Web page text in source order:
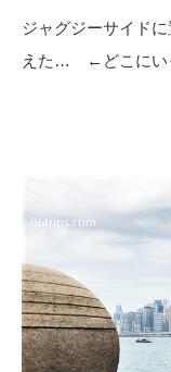
ジャグジーサイド
えた… ←どこにい